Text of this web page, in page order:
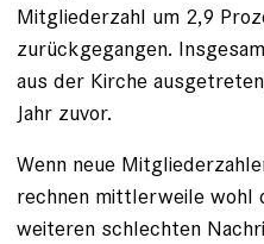
Mitgliederzahl um 2,9
zurückgegangen.
aus der Kirche
Jahr zuvor.
Wenn neue
rechnen mittlerweile wohl
weiteren schlechten